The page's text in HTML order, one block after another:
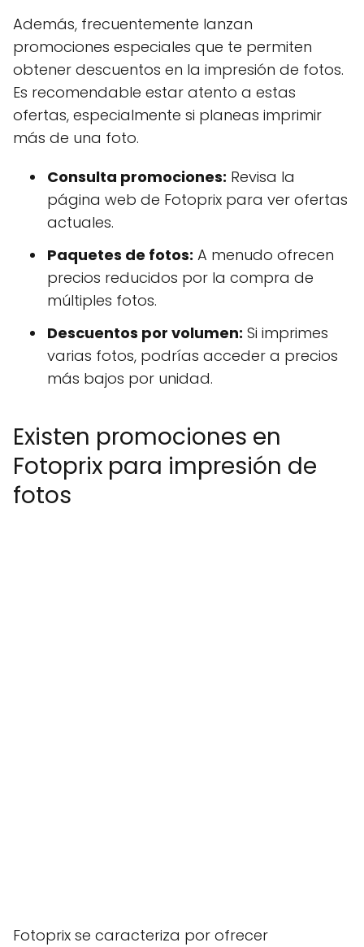
Además, frecuentemente lanzan
promociones especiales que te permiten
obtener descuentos en la impresión de fotos.
Es recomendable estar atento a estas
ofertas, especialmente si planeas imprimir
más de una foto.
Consulta promociones: Revisa la
página web de Fotoprix para ver ofertas
actuales.
Paquetes de fotos: A menudo ofrecen
precios reducidos por la compra de
múltiples fotos.
Descuentos por volumen: Si imprimes
varias fotos, podrías acceder a precios
más bajos por unidad.
Existen promociones en
Fotoprix para impresión de
fotos
Fotoprix se caracteriza por ofrecer